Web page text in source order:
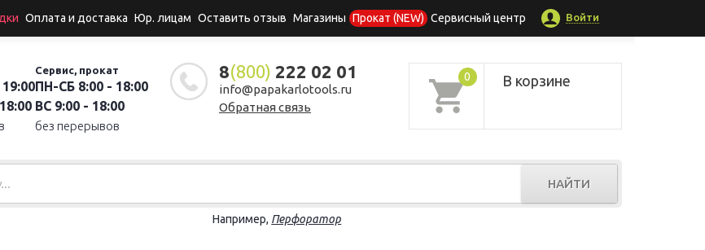
Оплата и доставка Юр. лицам Оставить отзыв Магазины Прокат (NEW) Сервисный центр Войти
Сервис, прокат
ПН-СБ 8:00 - 18:00
ВС 9:00 - 18:00
без перерывов
8(800) 222 02 01
info@papakarlotools.ru
Обратная связь
0 В корзине
НАЙТИ
Например, Перфоратор